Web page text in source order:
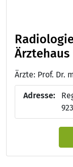
Ärztehaus
Adresse: